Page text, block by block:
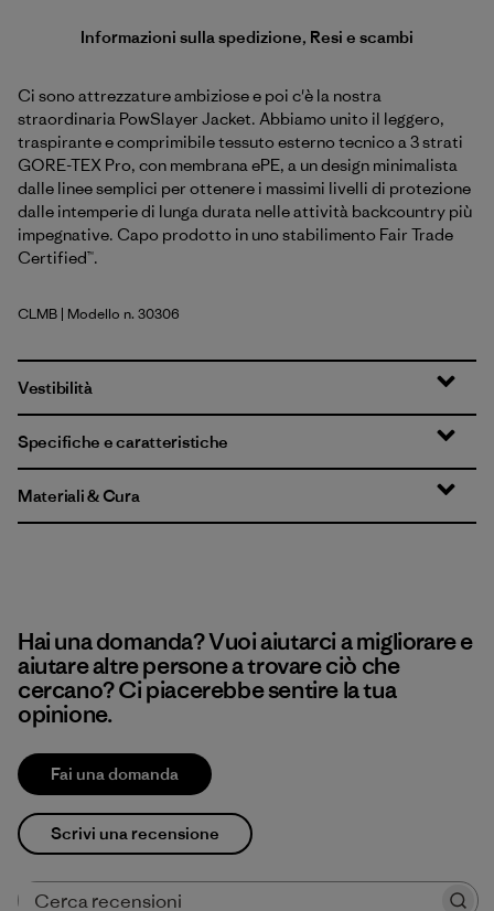
Informazioni sulla spedizione, Resi e scambi
Ci sono attrezzature ambiziose e poi c'è la nostra
straordinaria PowSlayer Jacket. Abbiamo unito il leggero,
traspirante e comprimibile tessuto esterno tecnico a 3 strati
GORE-TEX Pro, con membrana ePE, a un design minimalista
dalle linee semplici per ottenere i massimi livelli di protezione
dalle intemperie di lunga durata nelle attività backcountry più
impegnative. Capo prodotto in uno stabilimento Fair Trade
Certified™.
Clement Blue
CLMB | Modello n. 30306
Vestibilità
Specifiche e caratteristiche
Materiali & Cura
Hai una domanda? Vuoi aiutarci a migliorare e
aiutare altre persone a trovare ciò che
cercano? Ci piacerebbe sentire la tua
opinione.
Fai una domanda
Scrivi una recensione